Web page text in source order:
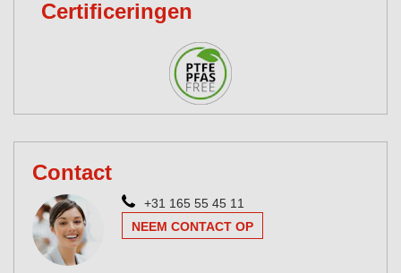
Certificeringen
Contact
+31 165 55 45 11
NEEM CONTACT OP